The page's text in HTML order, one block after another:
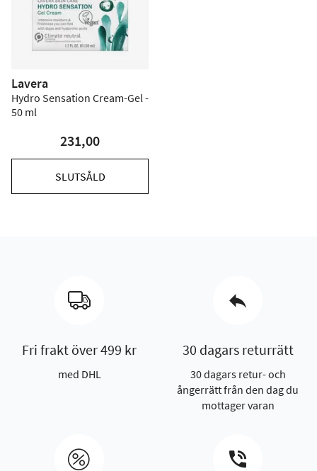
Lavera
Hydro Sensation Cream-Gel -
50 ml
231,00
SLUTSÅLD
Fri frakt över 499 kr
med DHL
30 dagars returrätt
30 dagars retur- och
ångerrätt från den dag du
mottager varan